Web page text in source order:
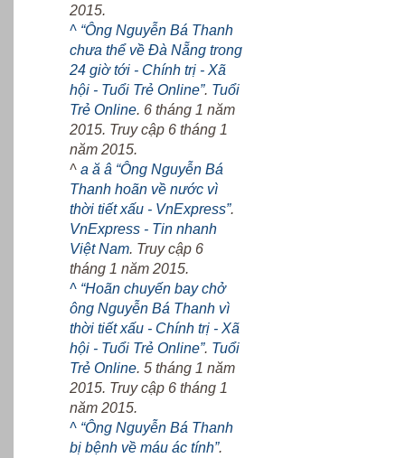
2015.
^ “Ông Nguyễn Bá Thanh
chưa thể về Đà Nẵng trong
24 giờ tới - Chính trị - Xã
hội - Tuổi Trẻ Online”. Tuổi
Trẻ Online. 6 tháng 1 năm
2015. Truy cập 6 tháng 1
năm 2015.
^ a ă â “Ông Nguyễn Bá
Thanh hoãn về nước vì
thời tiết xấu - VnExpress”.
VnExpress - Tin nhanh
Việt Nam. Truy cập 6
tháng 1 năm 2015.
^ “Hoãn chuyến bay chở
ông Nguyễn Bá Thanh vì
thời tiết xấu - Chính trị - Xã
hội - Tuổi Trẻ Online”. Tuổi
Trẻ Online. 5 tháng 1 năm
2015. Truy cập 6 tháng 1
năm 2015.
^ “Ông Nguyễn Bá Thanh
bị bệnh về máu ác tính”.